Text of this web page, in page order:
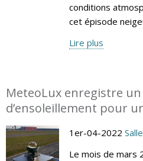
conditions
cet épisode
Lire plus
MeteoLux enregistre
d’ensoleillement pour
1er-04-2022
Le mois de mars